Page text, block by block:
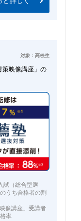
対象：高校生
策映像講座」の
試（総合型選
うち合格者の割
像講座」受講者
率